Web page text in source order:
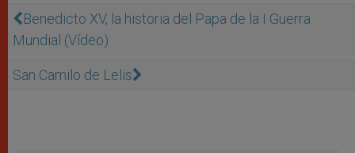
Benedicto XV, la historia del Papa de la I Guerra
Mundial (Vídeo)
San Camilo de Lelis